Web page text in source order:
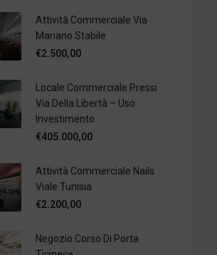
Attività Commerciale Via
Mariano Stabile
€2.500,00
Locale Commerciale Pressi
Via Della Libertà – Uso
Investimento
€405.000,00
Attività Commerciale Nails
Viale Tunisia
€2.200,00
Negozio Corso Di Porta